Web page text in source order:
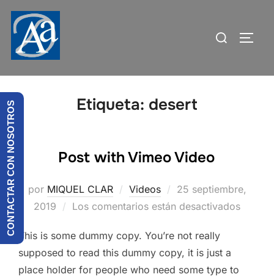
Saltar
contenido
Buscar:
Etiqueta: desert
Post with Vimeo Video
por MIQUEL CLAR Videos
Publicado
el
25 septiembre,
2019
Los comentarios están desactivados
This is some dummy copy. You’re not really
supposed to read this dummy copy, it is just a
place holder for people who need some type to
CONTACTAR CON NOSOTROS